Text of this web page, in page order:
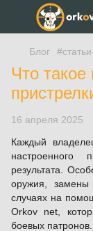
Блог #статьи
Что такое
16 апреля 2025
Каждый
настроенного
результата.
оружия, замены
случаях на
Orkov net,
боевых патронов.